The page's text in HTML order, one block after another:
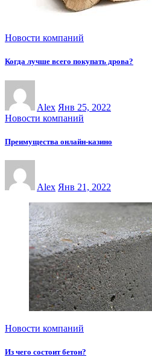
Новости компаний
Когда лучше всего покупать дрова?
Alex Янв 25, 2022
Новости компаний
Преимущества онлайн-казинo
Alex Янв 21, 2022
Новости компаний
Из чего состоит бетон?